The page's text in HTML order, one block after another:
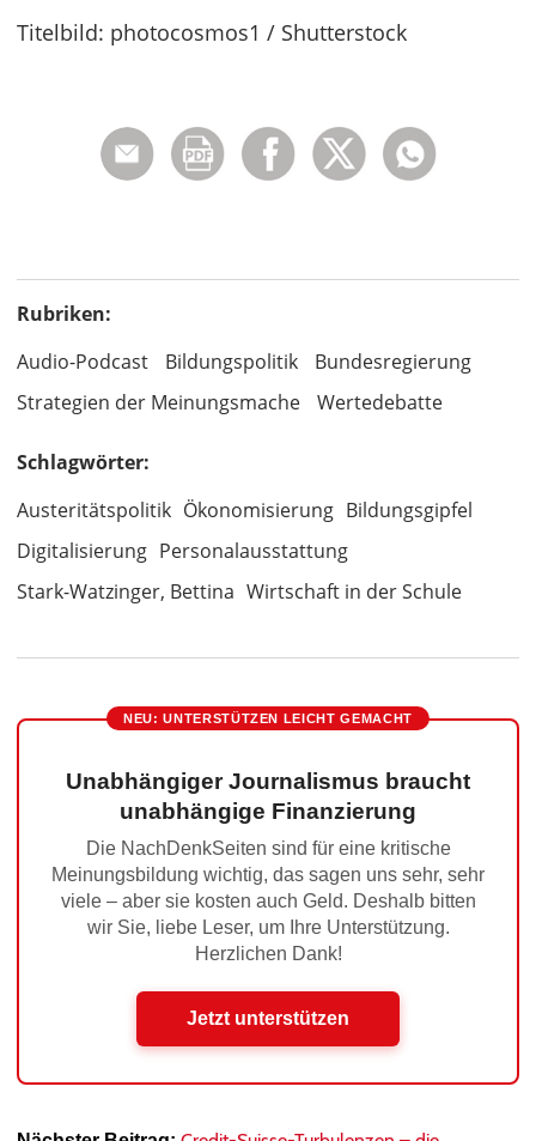
Titelbild: photocosmos1 / Shutterstock
Rubriken:
Audio-Podcast
Bildungspolitik
Bundesregierung
Strategien der Meinungsmache
Wertedebatte
Schlagwörter:
Austeritätspolitik Ökonomisierung Bildungsgipfel
Digitalisierung Personalausstattung
Stark-Watzinger, Bettina Wirtschaft in der Schule
NEU: UNTERSTÜTZEN LEICHT GEMACHT
Unabhängiger Journalismus braucht
unabhängige Finanzierung
Die NachDenkSeiten sind für eine kritische
Meinungsbildung wichtig, das sagen uns sehr, sehr
viele – aber sie kosten auch Geld. Deshalb bitten
wir Sie, liebe Leser, um Ihre Unterstützung.
Herzlichen Dank!
Jetzt unterstützen